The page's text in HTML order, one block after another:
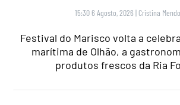
15:30 6 Agosto, 2026 | Cristina
Festival do Marisco volta a
marítima de Olhão, a
produtos frescos da Ria